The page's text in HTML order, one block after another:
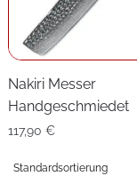
Nakiri Messer
Handgeschmiedet
117,90 €